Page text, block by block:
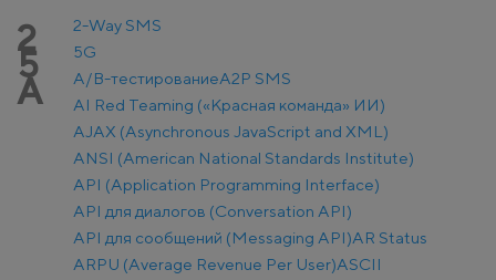
2 2-Way SMS
5 5G
A A/B-тестированиеA2P SMS
AI Red Teaming («Красная команда» ИИ)
AJAX (Asynchronous JavaScript and XML)
ANSI (American National Standards Institute)
API (Application Programming Interface)
API для диалогов (Conversation API)
API для сообщений (Messaging API)AR Status
ARPU (Average Revenue Per User)ASCII